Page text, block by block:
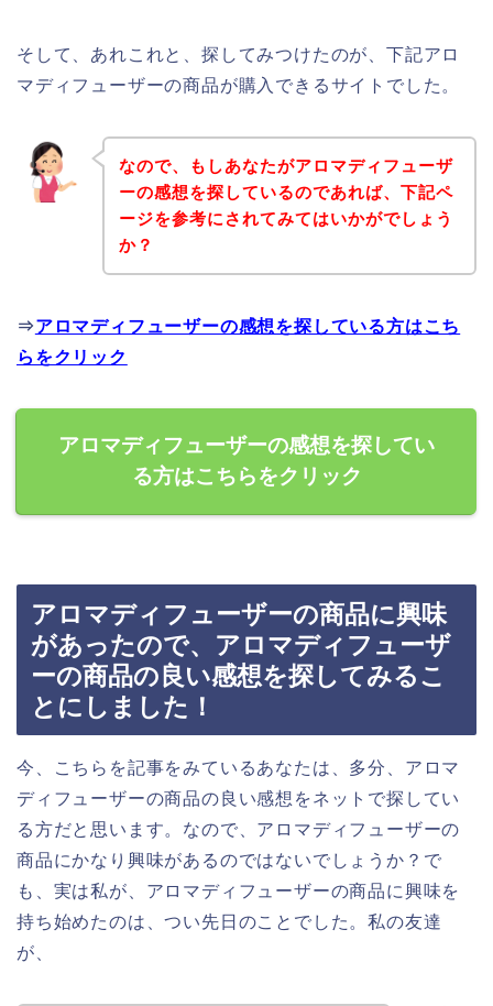
そして、あれこれと、探してみつけたのが、下記アロ
マディフューザーの商品が購入できるサイトでした。
なので、もしあなたがアロマディフューザ
ーの感想を探しているのであれば、下記ペ
ージを参考にされてみてはいかがでしょう
か？
⇒アロマディフューザーの感想を探している方はこち
らをクリック
アロマディフューザーの感想を探してい
る方はこちらをクリック
アロマディフューザーの商品に興味
があったので、アロマディフューザ
ーの商品の良い感想を探してみるこ
とにしました！
今、こちらを記事をみているあなたは、多分、アロマ
ディフューザーの商品の良い感想をネットで探してい
る方だと思います。なので、アロマディフューザーの
商品にかなり興味があるのではないでしょうか？で
も、実は私が、アロマディフューザーの商品に興味を
持ち始めたのは、つい先日のことでした。私の友達
が、